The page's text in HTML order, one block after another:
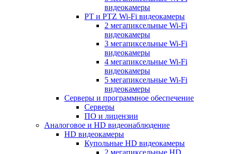
видеокамеры
PT и PTZ Wi-Fi видеокамеры
2 мегапиксельные Wi-Fi
видеокамеры
3 мегапиксельные Wi-Fi
видеокамеры
4 мегапиксельные Wi-Fi
видеокамеры
5 мегапиксельные Wi-Fi
видеокамеры
Серверы и программное обеспечение
Серверы
ПО и лицензии
Аналоговое и HD видеонаблюдение
HD видеокамеры
Купольные HD видеокамеры
2 мегапиксельные HD